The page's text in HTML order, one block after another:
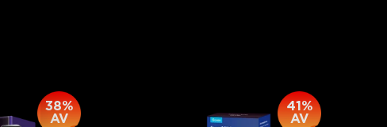
38%
AV
41%
AV